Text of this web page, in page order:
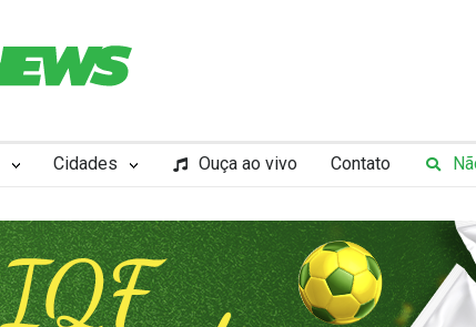
Cidades Ouça ao vivo Contato